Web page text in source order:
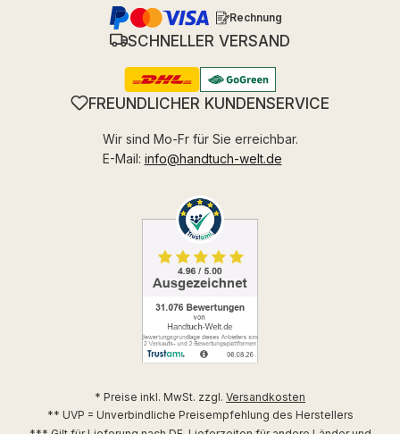
Rechnung
SCHNELLER VERSAND
FREUNDLICHER KUNDENSERVICE
Wir sind Mo-Fr für Sie erreichbar.
E-Mail: info@handtuch-welt.de
* Preise inkl. MwSt. zzgl. Versandkosten
** UVP = Unverbindliche Preisempfehlung des Herstellers